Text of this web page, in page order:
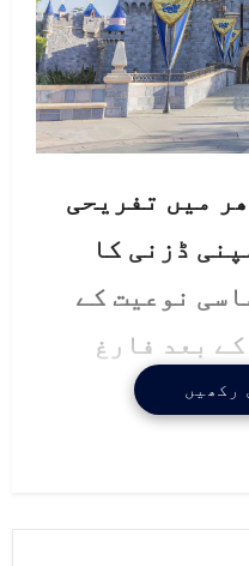
میں تفریحی
ڈزنی کا
نوعیت کے
اپریل کے بعد فارغ
اور یہ بھی
رکھیں